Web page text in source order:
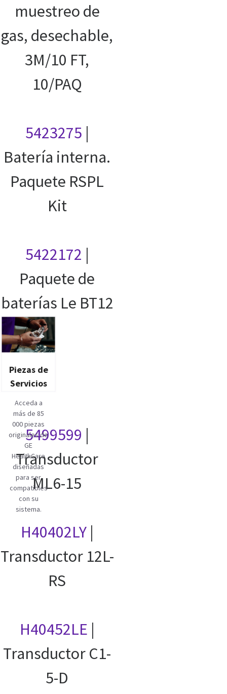
muestreo de
gas, desechable,
3M/10 FT,
10/PAQ
5423275 |
Batería interna.
Paquete RSPL
Kit
5422172 |
Paquete de
baterías Le BT12
Piezas de
Servicios
Acceda a
más de 85
000 piezas
originales de
GE
HealthCare
diseñadas
para ser
compatibles
con su
sistema.
5499599 |
Transductor
ML6-15
H40402LY|
Transductor 12L-
RS
H40452LE |
Transductor C1-
5-D